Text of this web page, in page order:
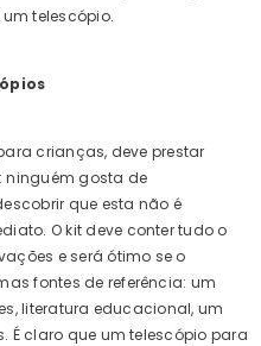
telescópio.
crianças, deve prestar
ninguém gosta de
que esta não é
O kit deve conter tudo o
e será ótimo se o
fontes de referência: um
literatura educacional, um
É claro que um telescópio para